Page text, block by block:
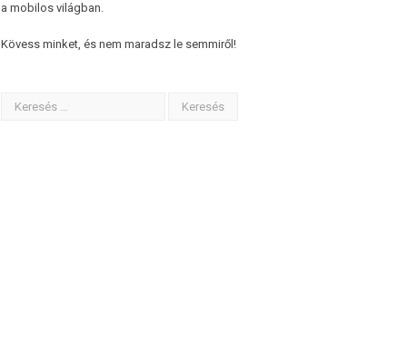
a mobilos világban.
Kövess minket, és nem maradsz le semmiről!